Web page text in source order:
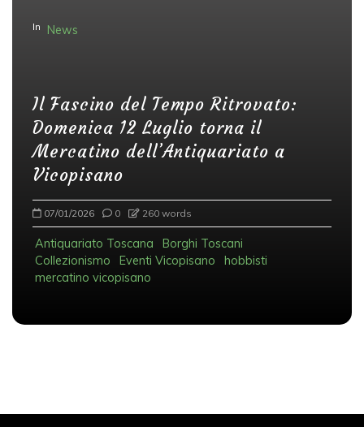
In News
Il Fascino del Tempo Ritrovato:
Domenica 12 Luglio torna il
Mercatino dell’Antiquariato a
Vicopisano
07/01/2026 0 260 words
Antiquariato Toscana
Borghi Toscani
Collezionismo
Eventi Vicopisano
hobbisti
mercatino vicopisano